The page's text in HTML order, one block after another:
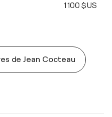
1 100 $US
de Jean Cocteau